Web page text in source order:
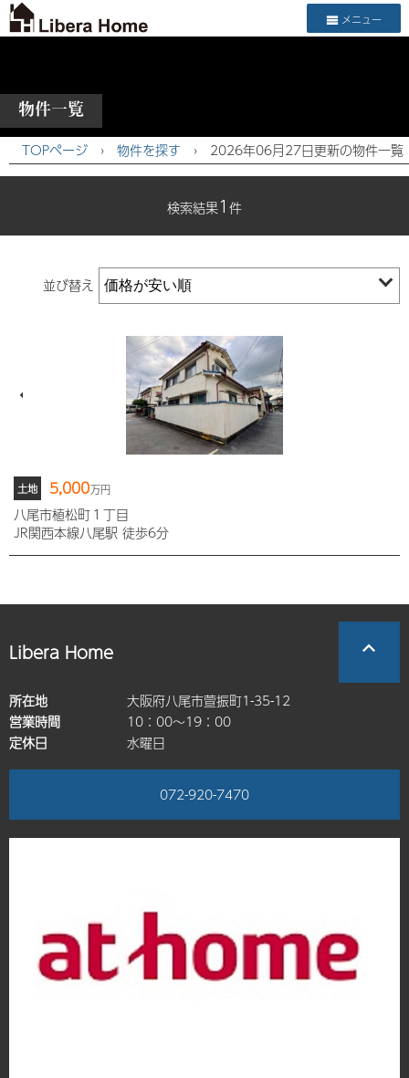
メニュー
物件一覧
TOPページ › 物件を探す › 2026年06月27日更新の物件一覧
検索結果1 件
並び替え
土地 5,000万円
八尾市植松町１丁目
JR関西本線八尾駅 徒歩6分
Libera Home
所在地
大阪府八尾市萱振町1-35-12
営業時間
10：00～19：00
定休日
水曜日
072-920-7470